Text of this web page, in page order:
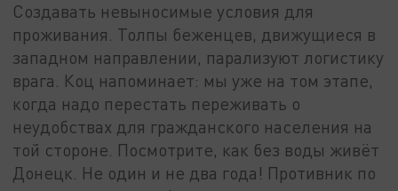
Создавать невыносимые условия для
проживания. Толпы беженцев, движущиеся в
западном направлении, парализуют логистику
врага. Коц напоминает: мы уже на том этапе,
когда надо перестать переживать о
неудобствах для гражданского населения на
той стороне. Посмотрите, как без воды живёт
Донецк. Не один и не два года! Противник по